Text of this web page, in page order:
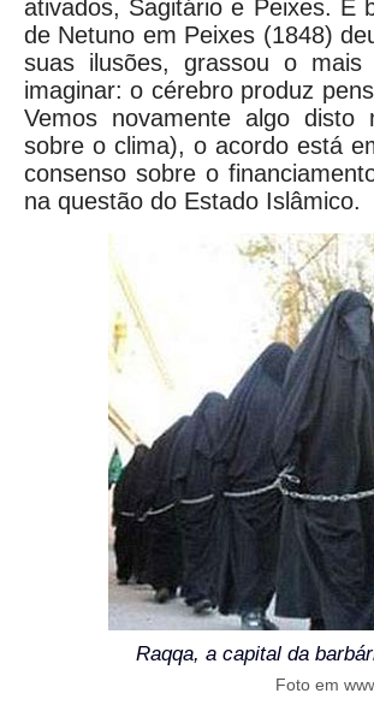
ativados, Sagitário e Peixes. É
de Netuno em Peixes (1848)
suas ilusões, grassou o
imaginar: o cérebro produz
Vemos novamente algo
sobre o clima), o acordo está
consenso sobre o
na questão do Estado Islâmico.
Raqqa, a capital da
Foto em